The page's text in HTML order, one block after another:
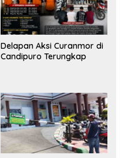
Delapan Aksi Curanmor di
Candipuro Terungkap